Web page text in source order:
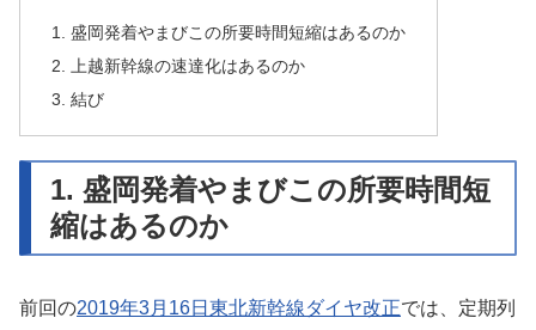
1. 盛岡発着やまびこの所要時間短縮はあるのか
2. 上越新幹線の速達化はあるのか
3. 結び
1. 盛岡発着やまびこの所要時間短
縮はあるのか
前回の2019年3月16日東北新幹線ダイヤ改正では、定期列